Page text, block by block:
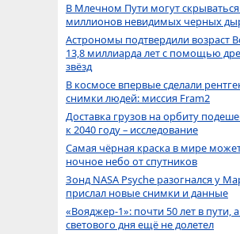
В Млечном Пути могут
миллионов невидимых черных
Астрономы подтвердили возраст
13,8 миллиарда лет с помощью
звёзд
В космосе впервые сделали
снимки людей: миссия Fram2
Доставка грузов на орбиту
к 2040 году – исследование
Самая чёрная краска в мире
ночное небо от спутников
Зонд NASA Psyche разогнался у
прислал новые снимки и данные
«Вояджер-1»: почти 50 лет в пути, а
светового дня ещё не долетел